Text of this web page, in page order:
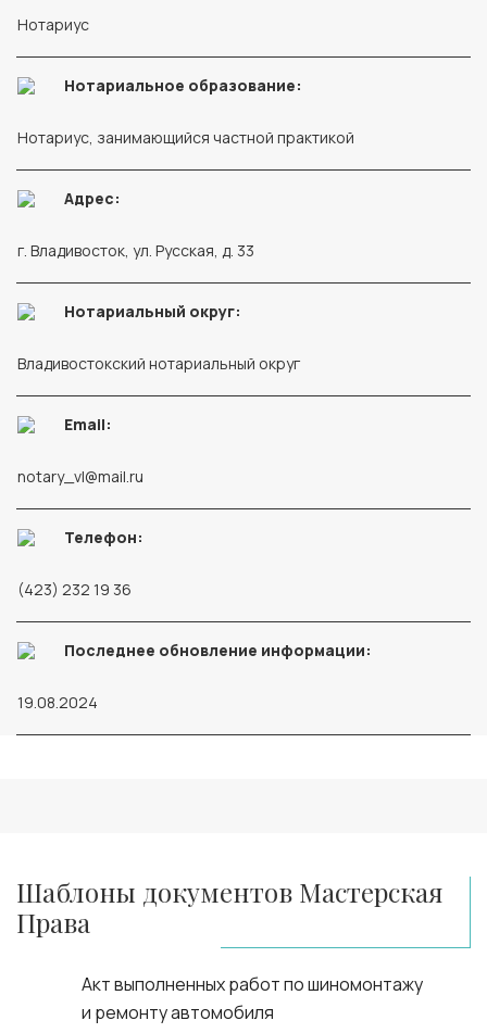
Нотариус
Нотариальное образование:
Нотариус, занимающийся частной практикой
Адрес:
г. Владивосток, ул. Русская, д. 33
Нотариальный округ:
Владивостокский нотариальный округ
Email:
notary_vl@mail.ru
Телефон:
(423) 232 19 36
Последнее обновление информации:
19.08.2024
Шаблоны документов Мастерская
Права
Акт выполненных работ по шиномонтажу
и ремонту автомобиля